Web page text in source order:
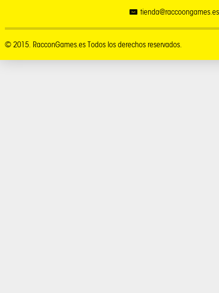
tienda@raccoongames.es
© 2015. RacconGames.es Todos los derechos reservados.